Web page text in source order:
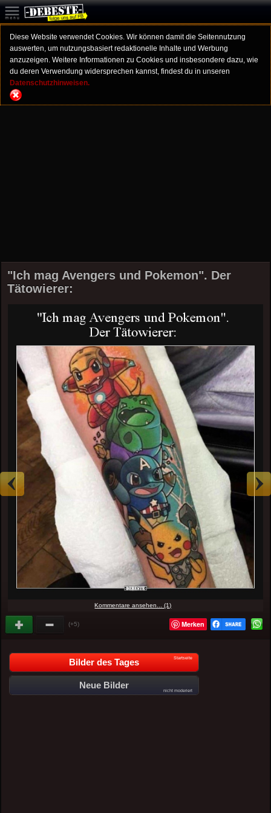
Diese Website verwendet Cookies. Wir können damit die Seitennutzung
auswerten, um nutzungsbasiert redaktionelle Inhalte und Werbung
anzuzeigen. Weitere Informationen zu Cookies und insbesondere dazu, wie
du deren Verwendung widersprechen kannst, findest du in unseren
Datenschutzhinweisen.
"Ich mag Avengers und Pokemon". Der
Tätowierer:
Kommentare ansehen... (1)
(+5) Merken
Bilder des Tages Startseite
Neue Bilder
nicht moderiert